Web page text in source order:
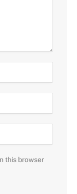
this browser